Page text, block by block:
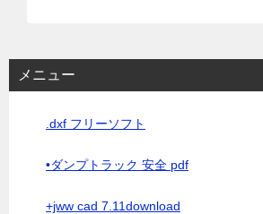
メニュー
.dxf フリーソフト
•ダンプトラック 安全 pdf
+jww cad 7.11download